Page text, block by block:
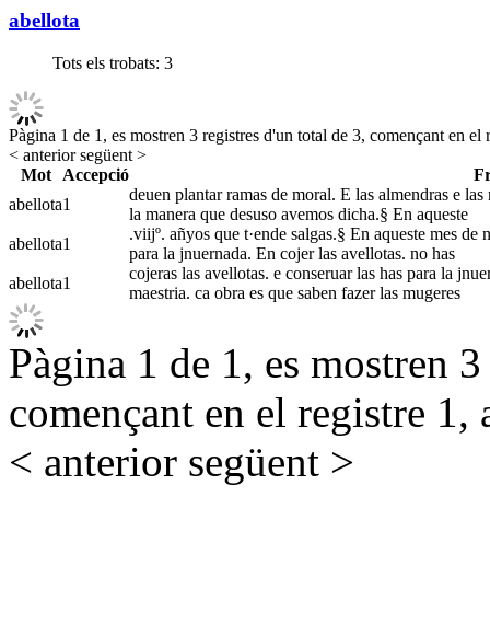
abellota
Tots els trobats: 3
Pàgina 1 de 1, es mostren 3 registres d'un total de 3, començant en el
< anteriorsegüent >
Mot
Accepció
abellota1
deuen plantar ramas de moral. E las almendras e
la manera que desuso avemos dicha.§ En aqueste
abellota1
.viijº. añyos que t·ende salgas.§ En aqueste mes
para la jnuernada. En cojer las avellotas. no has
abellota1
cojeras las avellotas. e conseruar las has para la
maestria. ca obra es que saben fazer las mugeres
Pàgina 1 de 1, es mostren
començant en el registre 1,
< anterior següent >